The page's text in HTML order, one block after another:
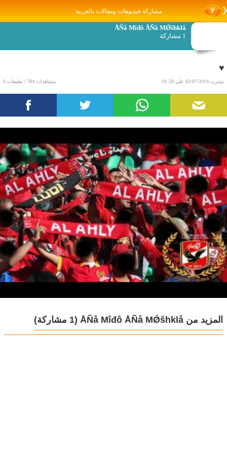
مشاركة فيديوهات ومقالات بالعربية
ÅÑå Mîđô ÅÑå MǾšhklå
1 مشاركة
♥
نشرت 02/07/2014 على 01:58 مشاهدات 784 | تعليقات 0
المزيد من ÅÑå Mîđô ÅÑå MǾšhklå (1 مشاركة)